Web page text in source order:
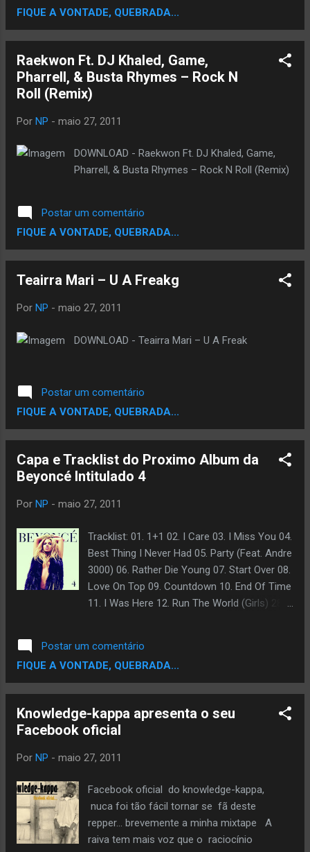
parada americana de álbuns com cerca de
187.000 cópias vendidas em sua semana de
previsão de lançamento. By
Centraldorap.com
FIQUE A VONTADE, QUEBRADA...
Raekwon Ft. DJ Khaled, Game,
Pharrell, & Busta Rhymes – Rock N
Roll (Remix)
Por NP - maio 27, 2011
DOWNLOAD - Raekwon Ft. DJ Khaled, Game,
Pharrell, & Busta Rhymes – Rock N Roll (Remix)
Postar um comentário
FIQUE A VONTADE, QUEBRADA...
Teairra Mari – U A Freakg
Por NP - maio 27, 2011
DOWNLOAD - Teairra Mari – U A Freak
Postar um comentário
FIQUE A VONTADE, QUEBRADA...
Capa e Tracklist do Proximo Album da
Beyoncé Intitulado 4
Por NP - maio 27, 2011
Tracklist: 01. 1+1 02. I Care 03. I Miss You 04.
Best Thing I Never Had 05. Party (Feat. Andre
3000) 06. Rather Die Young 07. Start Over 08.
Love On Top 09. Countdown 10. End Of Time
11. I Was Here 12. Run The World (Girls) 28
Postar um comentário
FIQUE A VONTADE, QUEBRADA...
Knowledge-kappa apresenta o seu
Facebook oficial
Por NP - maio 27, 2011
Facebook oficial do knowledge-kappa,
nuca foi tão fácil tornar se fã deste
repper... brevemente a minha mixtape A
raiva tem mais voz que o raciocínio